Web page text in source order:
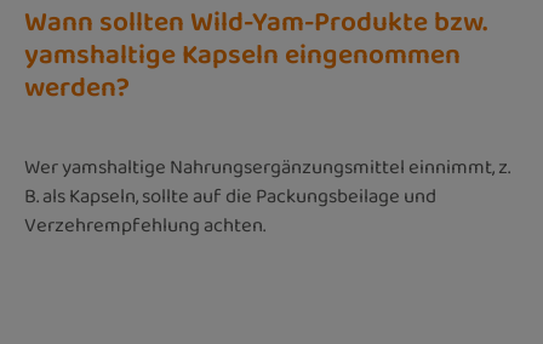
Wann sollten Wild-Yam-Produkte bzw.
yamshaltige Kapseln eingenommen
werden?
Wer yamshaltige Nahrungsergänzungsmittel einnimmt, z.
B. als Kapseln, sollte auf die Packungsbeilage und
Verzehrempfehlung achten.